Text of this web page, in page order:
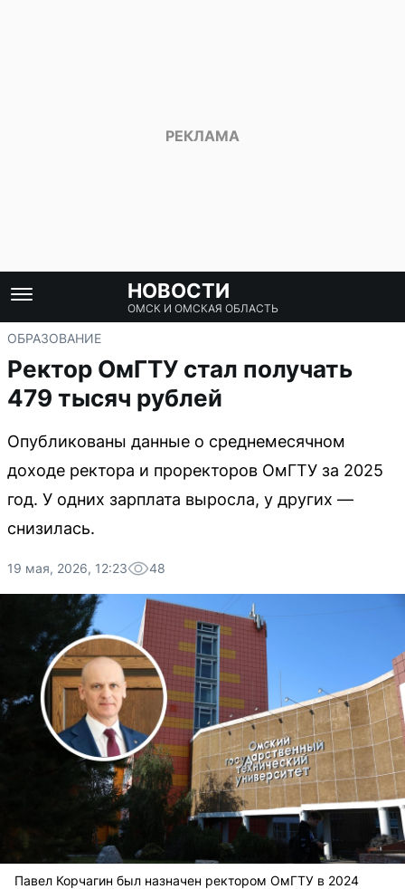
НОВОСТИ
ОМСК И ОМСКАЯ ОБЛАСТЬ
ОБРАЗОВАНИЕ
Ректор ОмГТУ стал получать
479 тысяч рублей
Опубликованы данные о среднемесячном
доходе ректора и проректоров ОмГТУ за 2025
год. У одних зарплата выросла, у других —
снизилась.
19 мая, 2026, 12:23 48
Павел Корчагин был назначен ректором ОмГТУ в 2024